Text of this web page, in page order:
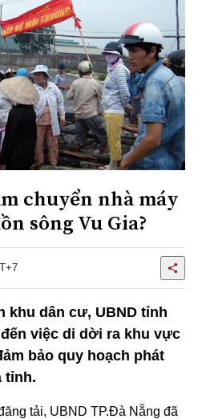
chuyển nhà máy
sông Vu Gia?
khu dân cư, UBND tỉnh
việc di dời ra khu vực
bảo quy hoạch phát
tỉnh.
tải, UBND TP.Đà Nẵng đã